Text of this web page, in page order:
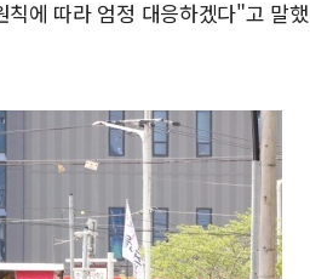
에 따라 엄정 대응하겠다"고 말했